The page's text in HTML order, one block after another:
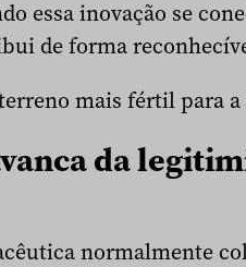
essa inovação se
de forma
mais fértil para
da
normalmente